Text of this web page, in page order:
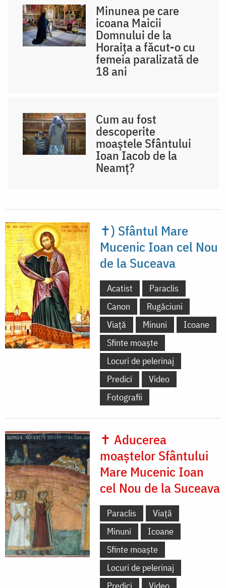
Minunea pe care
icoana Maicii
Domnului de la
Horaița a făcut-o cu
femeia paralizată de
18 ani
Cum au fost
descoperite
moaștele Sfântului
Ioan Iacob de la
Neamț?
✝) Sfântul Mare
Mucenic Ioan cel Nou
de la Suceava
Acatist
Paraclis
Canon
Rugăciuni
Viață
Minuni
Icoane
Sfinte moaște
Locuri de pelerinaj
Predici
Video
Fotografii
✝ Aducerea
moaștelor Sfântului
Mare Mucenic Ioan
cel Nou de la Suceava
Paraclis
Viață
Minuni
Icoane
Sfinte moaște
Locuri de pelerinaj
Predici
Video